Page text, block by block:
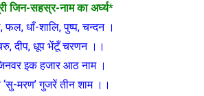
जिन-सहस्र-नाम का अर्घ्य*
धाँ-शालि, पुष्प, चन्दन ।
दीप, धूप भेंटूँ चरणन ।।
इक हजार आठ नाम ।
‘सु-मरण’ गुजरें तीन शाम ।।